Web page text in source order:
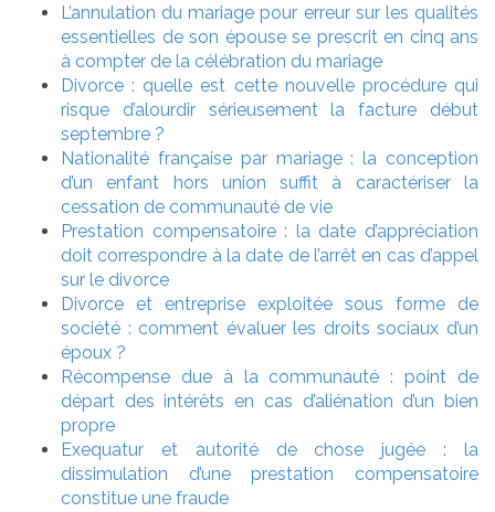
L’annulation du mariage pour erreur sur les qualités
essentielles de son épouse se prescrit en cinq ans
à compter de la célébration du mariage
Divorce : quelle est cette nouvelle procédure qui
risque d’alourdir sérieusement la facture début
septembre ?
Nationalité française par mariage : la conception
d’un enfant hors union suffit à caractériser la
cessation de communauté de vie
Prestation compensatoire : la date d’appréciation
doit correspondre à la date de l’arrêt en cas d’appel
sur le divorce
Divorce et entreprise exploitée sous forme de
société : comment évaluer les droits sociaux d’un
époux ?
Récompense due à la communauté : point de
départ des intérêts en cas d’aliénation d’un bien
propre
Exequatur et autorité de chose jugée : la
dissimulation d’une prestation compensatoire
constitue une fraude